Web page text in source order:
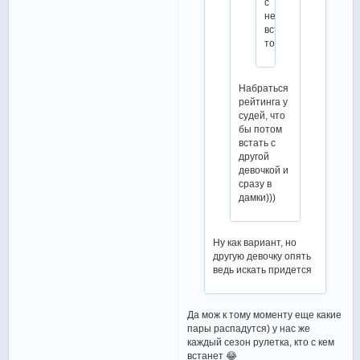
ней
вставать
тогда?
Набраться
рейтинга у
судей, что
бы потом
встать с
другой
девочкой и
сразу в
дамки)))
Ну как вариант, но
другую девочку опять
ведь искать придется
Да мож к тому моменту еще какие
пары распадутся) у нас же
каждый сезон рулетка, кто с кем
встанет 😂